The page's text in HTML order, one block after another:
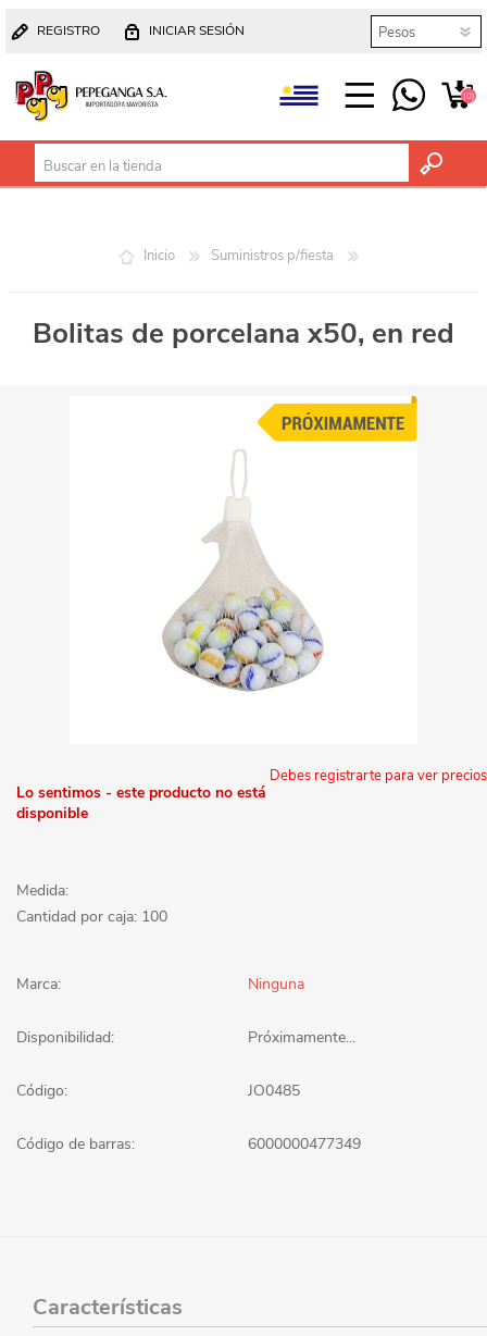
REGISTRO INICIAR SESIÓN
(0)
Inicio Suministros p/fiesta
Bolitas de porcelana x50, en red
Debes registrarte para ver precios
Lo sentimos - este producto no está
disponible
Medida:
Cantidad por caja: 100
Marca: Ninguna
Disponibilidad: Próximamente...
Código: JO0485
Código de barras: 6000000477349
Características